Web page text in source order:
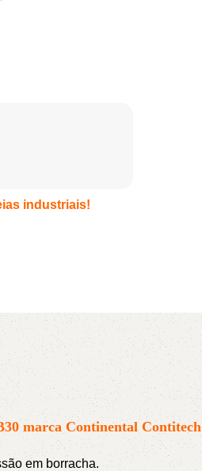
BX
ZX
industriais!
marca Continental Contitech
em borracha.